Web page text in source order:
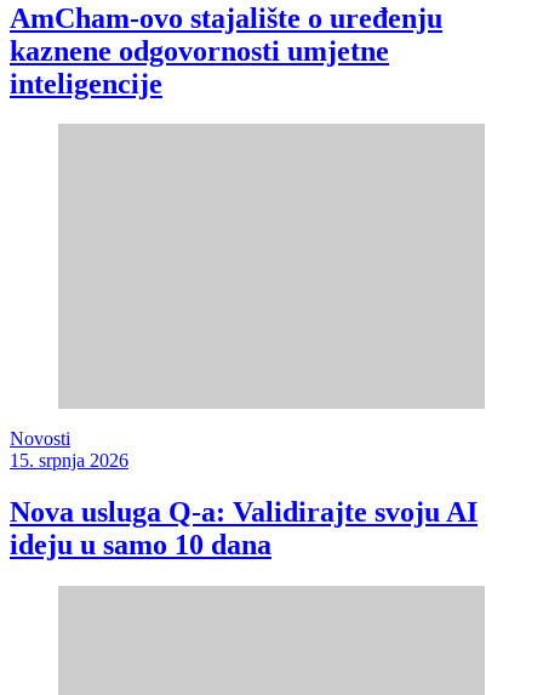
AmCham-ovo stajalište o uređenju
kaznene odgovornosti umjetne
inteligencije
Novosti
15. srpnja 2026
Nova usluga Q-a: Validirajte svoju AI
ideju u samo 10 dana